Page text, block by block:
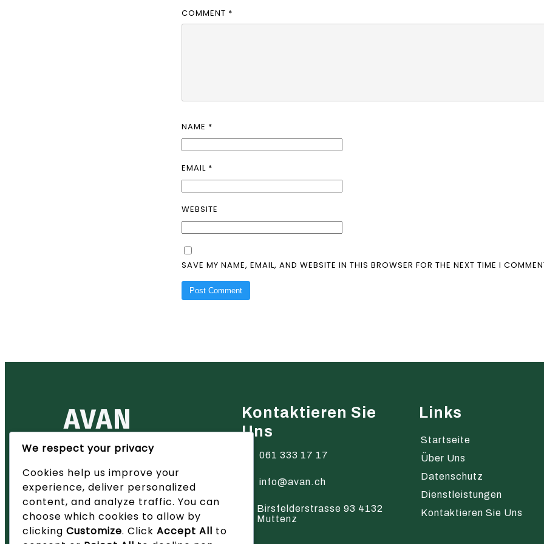
COMMENT *
NAME *
EMAIL *
WEBSITE
SAVE MY NAME, EMAIL, AND WEBSITE IN THIS BROWSER FOR THE NEXT TIME I
AVAN
Ihr zuverlässiger Partner für
– wir bieten innovative Lösungen
und hervorragenden Service.
Kontaktieren Sie
Uns
061 333 17 17
info@avan.ch
Birsfelderstrasse 93 4132
Muttenz
Links
Startseite
Über Uns
Datenschutz
Dienstleistungen
Kontaktieren Sie Uns
We respect your privacy
Cookies help us improve your
experience, deliver personalized
content, and analyze traffic. You can
choose which cookies to allow by
clicking Customize. Click Accept All to